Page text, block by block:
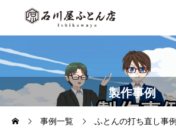
製作事例
事例一覧 ふとんの打ち直し事例